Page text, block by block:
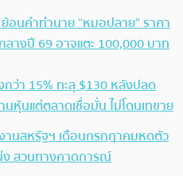
อนคำทำนาย “หมอปลาย” ราคา
ลางปี 69 อาจแตะ 100,000 บาท
ว่า 15% ทะลุ $130 หลังปลด
หุ้นแต่ตลาดเชื่อมั่น ไม่โดนเทขาย
านสหรัฐฯ เดือนกรกฎาคมหดตัว
ง สวนทางคาดการณ์